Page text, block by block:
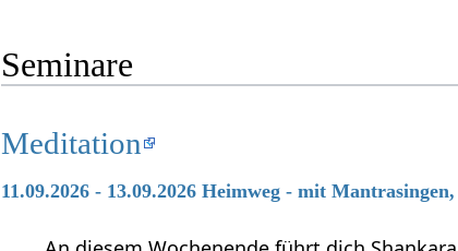
Seminare
Meditation
11.09.2026 - 13.09.2026 Heimweg - mit